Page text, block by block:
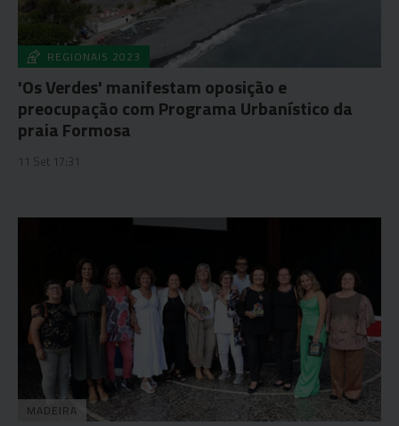
REGIONAIS 2023
'Os Verdes' manifestam oposição e
preocupação com Programa Urbanístico da
praia Formosa
11 Set 17:31
MADEIRA